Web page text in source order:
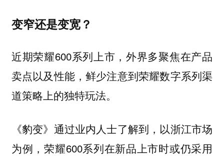
变窄还是变宽？
近期荣耀600系列上市，外界多聚焦在产品
卖点以及性能，鲜少注意到荣耀数字系列渠
道策略上的独特玩法。
《豹变》通过业内人士了解到，以浙江市场
为例，荣耀600系列在新品上市时或仍采用